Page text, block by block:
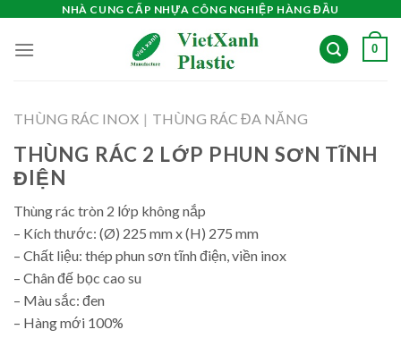
content
NHÀ CUNG CẤP NHỰA CÔNG NGHIỆP HÀNG ĐẦU
0
THÙNG RÁC INOX | THÙNG RÁC ĐA NĂNG
THÙNG RÁC 2 LỚP PHUN SƠN TĨNH
ĐIỆN
Thùng rác tròn 2 lớp không nắp
– Kích thước: (Ø) 225 mm x (H) 275 mm
– Chất liệu: thép phun sơn tĩnh điện, viền inox
– Chân đế bọc cao su
– Màu sắc: đen
– Hàng mới 100%